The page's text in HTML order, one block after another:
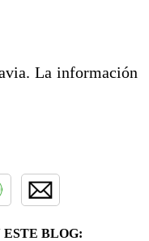
La información
ESTE BLOG: